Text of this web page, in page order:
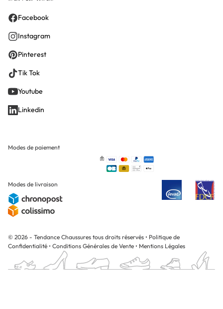
Facebook
Instagram
Pinterest
Tik Tok
Youtube
Linkedin
Modes de paiement
Modes de livraison
© 2026 - Tendance Chaussures tous droits réservés • Politique de
Confidentialité • Conditions Générales de Vente • Mentions Légales